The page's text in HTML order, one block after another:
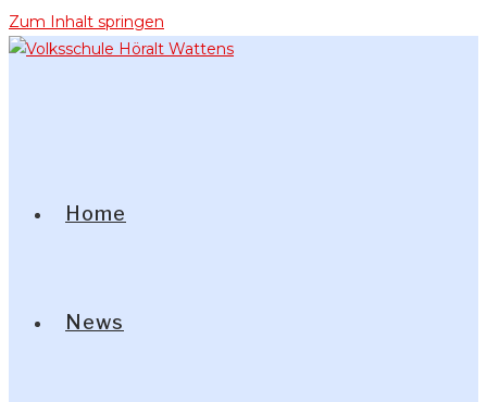
Zum Inhalt springen
Home
News